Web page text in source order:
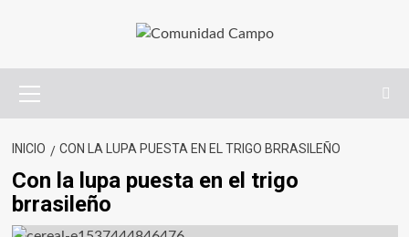
INICIO CON LA LUPA PUESTA EN EL TRIGO BRRASILEÑO
Con la lupa puesta en el trigo
brrasileño